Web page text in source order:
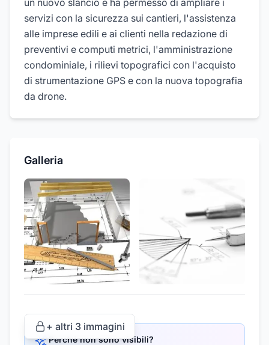
un nuovo slancio e ha permesso di ampliare i
servizi con la sicurezza sui cantieri, l'assistenza
alle imprese edili e ai clienti nella redazione di
preventivi e computi metrici, l'amministrazione
condominiale, i rilievi topografici con l'acquisto
di strumentazione GPS e con la nuova topografia
da drone.
Galleria
+ altri 3 immagini
Perché non sono visibili?